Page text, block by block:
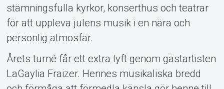
Om Tickster
stämningsfulla kyrkor, konserthus och teatrar
för att uppleva julens musik i en nära och
personlig atmosfär.
Årets turné får ett extra lyft genom gästartisten
LaGaylia Fraizer. Hennes musikaliska bredd